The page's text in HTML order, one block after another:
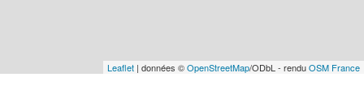
Leaflet | données ©OpenStreetMap/ODbL - renduOSM France